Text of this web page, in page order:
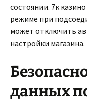
состоянии. 7к
режиме при
может отключить
настройки магазина.
данных